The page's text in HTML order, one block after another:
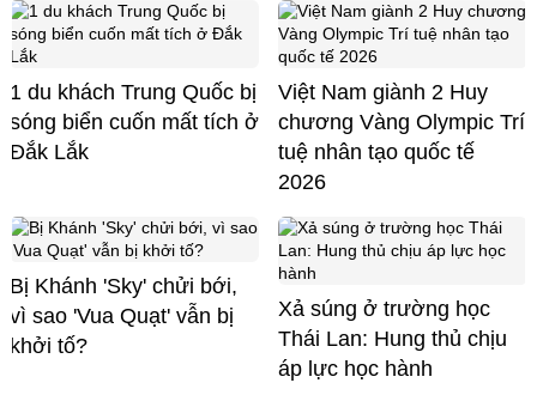
1 du khách Trung Quốc bị
sóng biển cuốn mất tích ở
Đắk Lắk
Việt Nam giành 2 Huy
chương Vàng Olympic Trí
tuệ nhân tạo quốc tế
2026
Bị Khánh 'Sky' chửi bới,
vì sao 'Vua Quạt' vẫn bị
khởi tố?
Xả súng ở trường học
Thái Lan: Hung thủ chịu
áp lực học hành